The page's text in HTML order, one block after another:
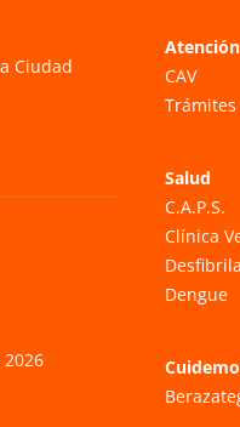
Ciudad
CAV
Salud
C.A.P.S.
Clínica
Dengue